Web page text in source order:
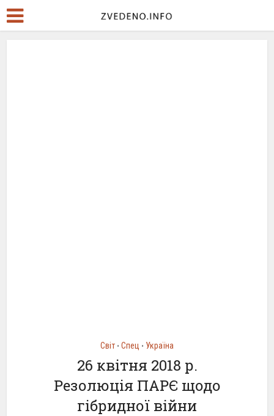
Світ • Спец • Україна
26 квітня 2018 р.
Резолюція ПАРЄ щодо
гібридної війни